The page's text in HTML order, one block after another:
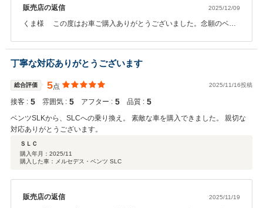
販売店の返信 2025/12/09
くま様 この度はお車ご購入ありがとうございました。念願のベン
致します。ありがとうございました。
丁寧な対応ありがとうございます
総合評価 5点 2025/11/16投稿
接客 : 5 雰囲気 : 5 アフター : 5 品質 : 5
ベンツSLKから、SLCへの乗り換え。 素敵な車を購入できました。 親切な
対応ありがとうございます。
ＳＬＣ
購入年月： 2025/11
購入した車：メルセデス・ベンツ SLC
販売店の返信 2025/11/19